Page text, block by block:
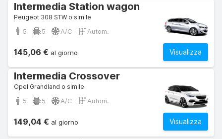
Intermedia Station wagon
Peugeot 308 STW o simile
5 5 A/C Autom.
Visualizza
145,06 € al giorno
Intermedia Crossover
Opel Grandland o simile
5 5 A/C Autom.
Visualizza
149,04 € al giorno